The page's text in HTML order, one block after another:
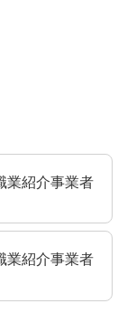
業紹介事業者
業紹介事業者